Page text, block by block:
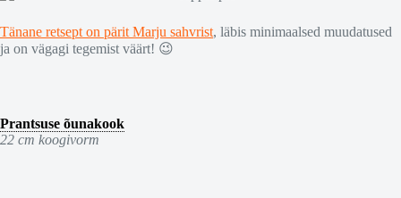
Tänane retsept on pärit Marju sahvrist, läbis minimaalsed muudatused
ja on vägagi tegemist väärt! 😉
Prantsuse õunakook
22 cm koogivorm